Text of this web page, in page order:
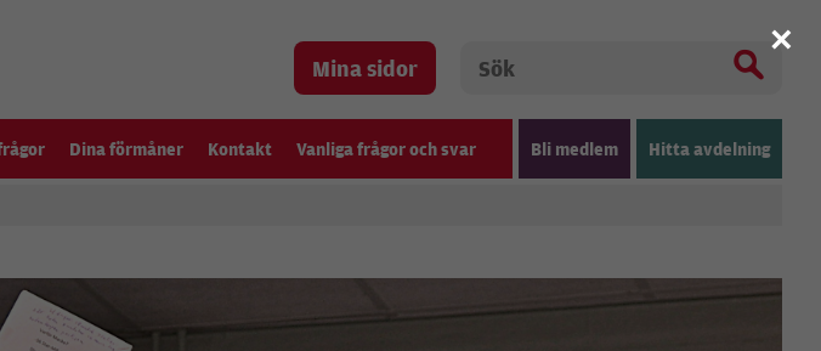
Mina sidor
Dina förmåner Kontakt Vanliga frågor och svar Bli medlem Hitta avdelning
×